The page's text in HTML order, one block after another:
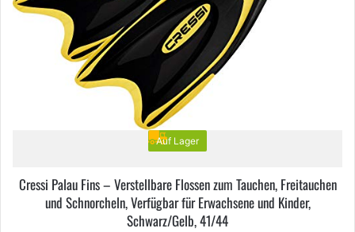
Produktseite
gewählt
Auf Lager
Cressi Palau Fins – Verstellbare Flossen zum Tauchen, Freitauchen
und Schnorcheln, Verfügbar für Erwachsene und Kinder,
Schwarz/Gelb, 41/44